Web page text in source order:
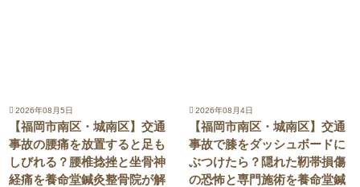
2026年08月5日
【福岡市南区・城南区】交通
事故の腰痛を放置すると足も
しびれる？腰椎捻挫と坐骨神
経痛を養命堂鍼灸整骨院が解
2026年08月4日
【福岡市南区・城南区】交通
事故で膝をダッシュボードに
ぶつけたら？隠れた靭帯損傷
の恐怖と専門施術を養命堂鍼